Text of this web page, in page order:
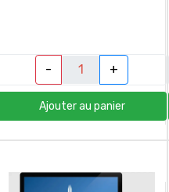
- +
Ajouter au panier